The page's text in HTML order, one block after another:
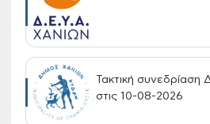
Τακτική συνεδρίαση
στις 10-08-2026